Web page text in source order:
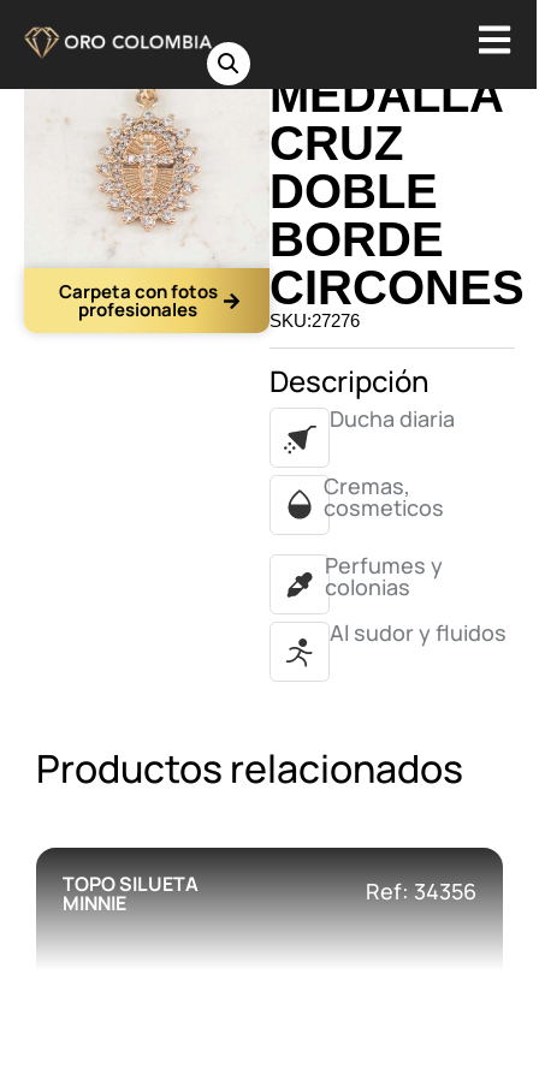
Carpeta con fotos
profesionales
MEDALLA
CRUZ
DOBLE
BORDE
CIRCONES
SKU:27276
Descripción
Ducha diaria
Cremas,
cosmeticos
Perfumes y
colonias
Al sudor y fluidos
Productos relacionados
TOPO SILUETA
MINNIE Ref: 34356